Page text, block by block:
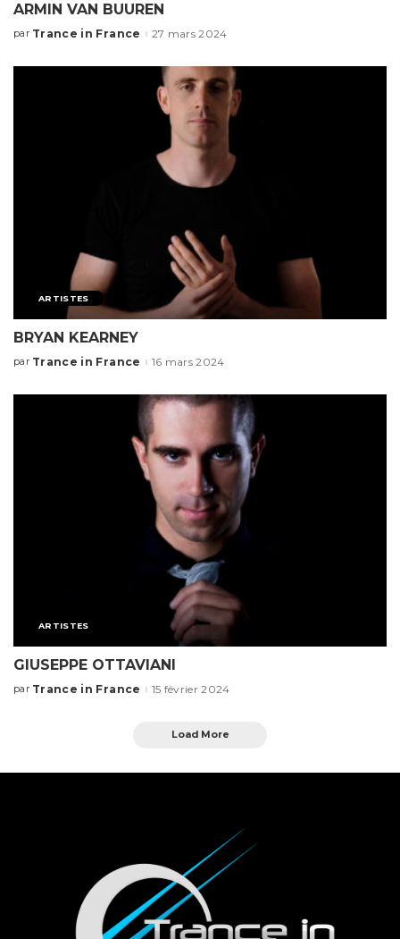
ARMIN VAN BUUREN
par Trance in France 27 mars 2024
ARTISTES
BRYAN KEARNEY
par Trance in France 16 mars 2024
ARTISTES
GIUSEPPE OTTAVIANI
par Trance in France 15 février 2024
Load More